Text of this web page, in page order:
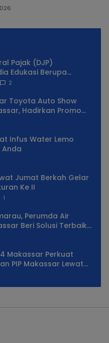
Pajak (DJP)
Edukasi Berupa
2
Toyota Auto Show
Hadirkan Promo
Infus Water Lemo
Anda
Jumat Berkah Gelar
Ke II
1
Perumda Air
Beri Solusi Terbaik
Kota
Makassar Perkuat
PIP Makassar Lewat